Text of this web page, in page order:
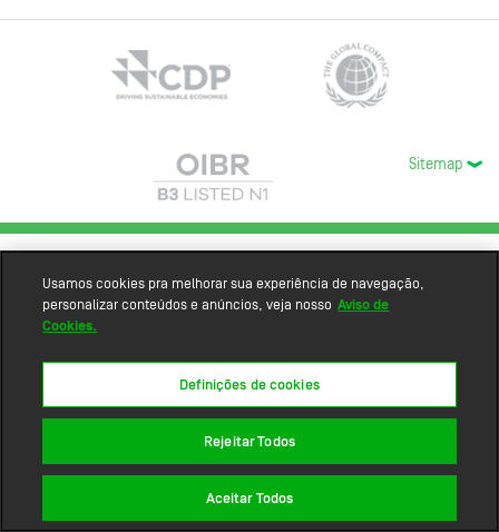
Sitemap
Usamos cookies pra melhorar sua experiência de navegação,
personalizar conteúdos e anúncios, veja nosso Aviso de
Cookies.
Definições de cookies
Rejeitar Todos
Aceitar Todos